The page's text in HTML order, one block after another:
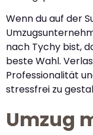
Wenn du auf der
nach Tychy bist,
beste Wahl.
Professionalität
stressfrei zu
Umzug